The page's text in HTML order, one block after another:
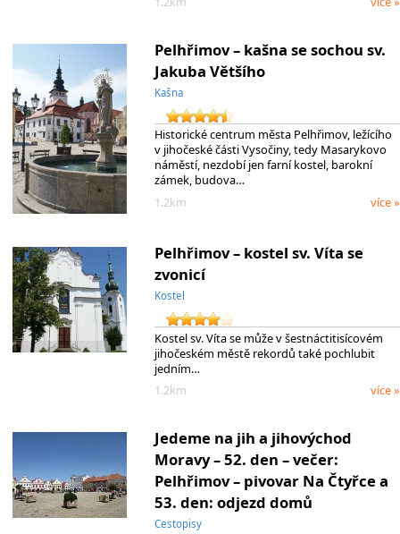
Pelhřimov – kašna se sochou sv.
Jakuba Většího
Kašna
Historické centrum města Pelhřimov, ležícího
v jihočeské části Vysočiny, tedy Masarykovo
náměstí, nezdobí jen farní kostel, barokní
zámek, budova…
1.2km
více »
Pelhřimov – kostel sv. Víta se
zvonicí
Kostel
Kostel sv. Víta se může v šestnáctitisícovém
jihočeském městě rekordů také pochlubit
jedním…
1.2km
více »
Jedeme na jih a jihovýchod
Moravy – 52. den – večer:
Pelhřimov – pivovar Na Čtyřce a
53. den: odjezd domů
Cestopisy